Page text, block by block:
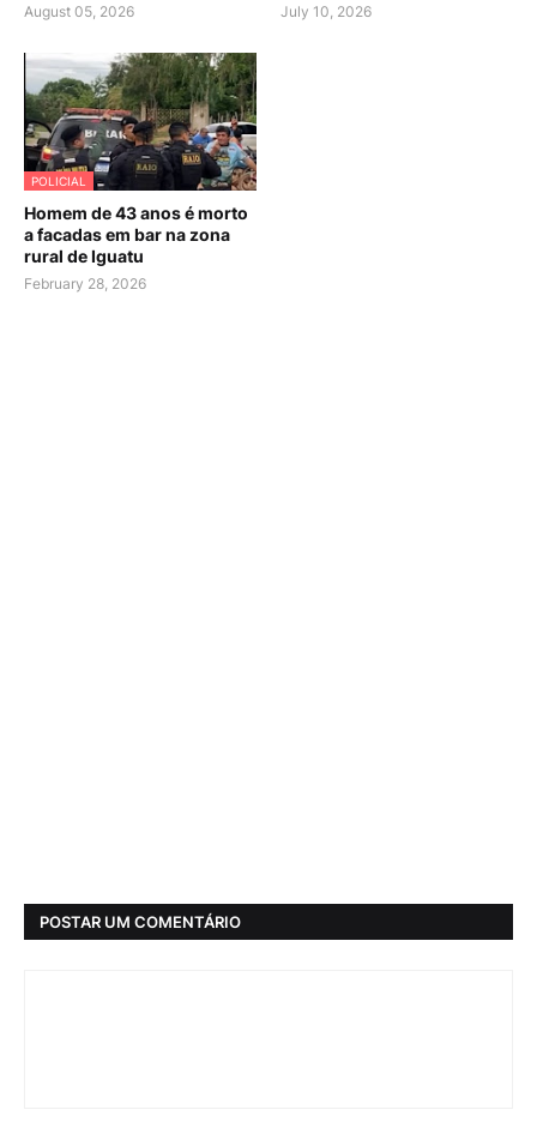
August 05, 2026 July 10, 2026
POLICIAL
Homem de 43 anos é morto
a facadas em bar na zona
rural de Iguatu
February 28, 2026
POSTAR UM COMENTÁRIO